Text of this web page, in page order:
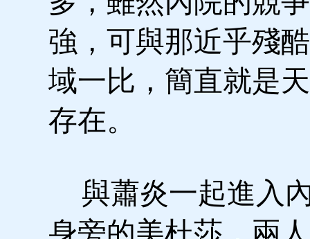
強，可與那近乎殘
域一比，簡直就是
存在。
與蕭炎一起進入
身旁的美杜莎，兩